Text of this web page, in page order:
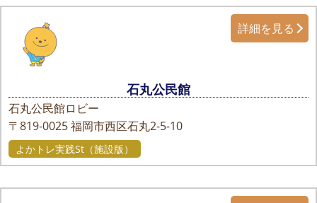
石丸公民館
石丸公民館ロビー
〒819-0025福岡市西区石丸2-5-10
詳細を見る
よかトレ実践St（施設版）